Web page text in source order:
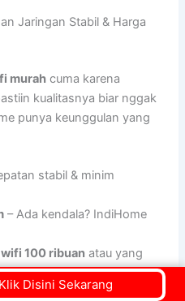
Jaringan Stabil & Harga
murah cuma karena
kualitasnya biar nggak
punya keunggulan yang
stabil & minim
– Ada kendala? IndiHome
wifi 100 ribuan atau yang
– Banyak benefit tambahan,
Disini Sekarang